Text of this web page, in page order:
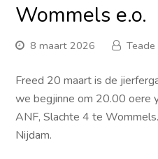
Wommels e.o.
8 maart 2026
Freed 20 maart is de
we begjinne om 20.00 oere
ANF, Slachte 4 te
Nijdam.